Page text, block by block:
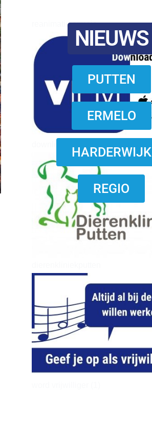
reanimatie ermelo
NIEUWS
PUTTEN
ERMELO
HARDERWIJK
REGIO